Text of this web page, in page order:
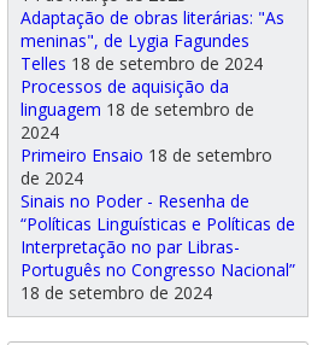
Adaptação de obras literárias: "As
meninas", de Lygia Fagundes
Telles 18 de setembro de 2024
Processos de aquisição da
linguagem 18 de setembro de
2024
Primeiro Ensaio 18 de setembro
de 2024
Sinais no Poder - Resenha de
“Políticas Linguísticas e Políticas de
Interpretação no par Libras-
Português no Congresso Nacional”
18 de setembro de 2024